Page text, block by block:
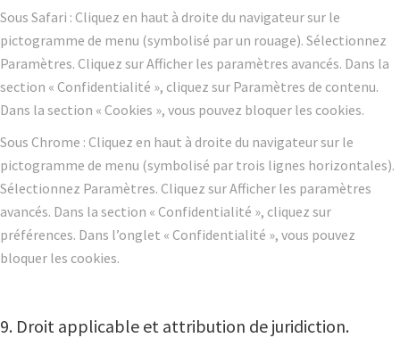
Sous Safari : Cliquez en haut à droite du navigateur sur le
pictogramme de menu (symbolisé par un rouage). Sélectionnez
Paramètres. Cliquez sur Afficher les paramètres avancés. Dans la
section « Confidentialité », cliquez sur Paramètres de contenu.
Dans la section « Cookies », vous pouvez bloquer les cookies.
Sous Chrome : Cliquez en haut à droite du navigateur sur le
pictogramme de menu (symbolisé par trois lignes horizontales).
Sélectionnez Paramètres. Cliquez sur Afficher les paramètres
avancés. Dans la section « Confidentialité », cliquez sur
préférences. Dans l’onglet « Confidentialité », vous pouvez
bloquer les cookies.
9. Droit applicable et attribution de juridiction.